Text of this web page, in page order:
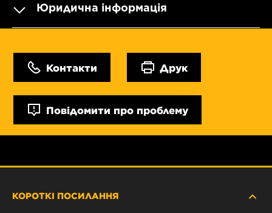
Юридична інформація
Контакти Друк
Повідомити про проблему
КОРОТКІ ПОСИЛАННЯ